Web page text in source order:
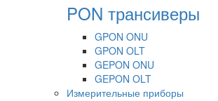
PON трансиверы
GPON ONU
GPON OLT
GEPON ONU
GEPON OLT
Измерительные приборы